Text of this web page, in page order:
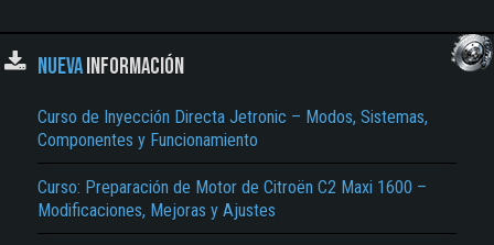
NUEVAINFORMACIÓN
Curso de Inyección Directa Jetronic – Modos, Sistemas,
Componentes y Funcionamiento
Curso: Preparación de Motor de Citroën C2 Maxi 1600 –
Modificaciones, Mejoras y Ajustes